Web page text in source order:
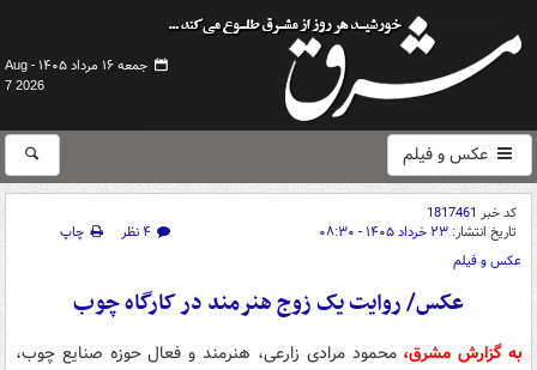
جمعه ۱۶ مرداد ۱۴۰۵ -
Aug
7 2026
عکس و فیلم
کد خبر 1817461
تاریخ انتشار: ۲۳ خرداد ۱۴۰۵ - ۰۸:۳۰ ۴ نظر
چاپ
عکس و فیلم
عکس/ روایت یک زوج هنرمند در کارگاه چوب
به گزارش مشرق، محمود مرادی زارعی، هنرمند و فعال حوزه صنایع چوب،